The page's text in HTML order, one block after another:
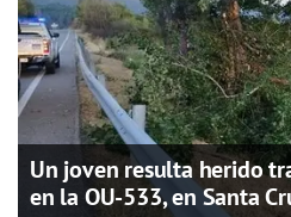
Un joven resulta herido
en la OU-533, en Santa